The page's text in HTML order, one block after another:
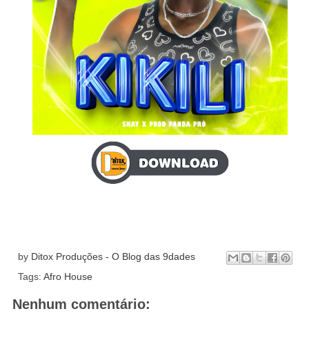
by Ditox Produções - O Blog das 9dades
Tags: Afro House
Nenhum comentário: